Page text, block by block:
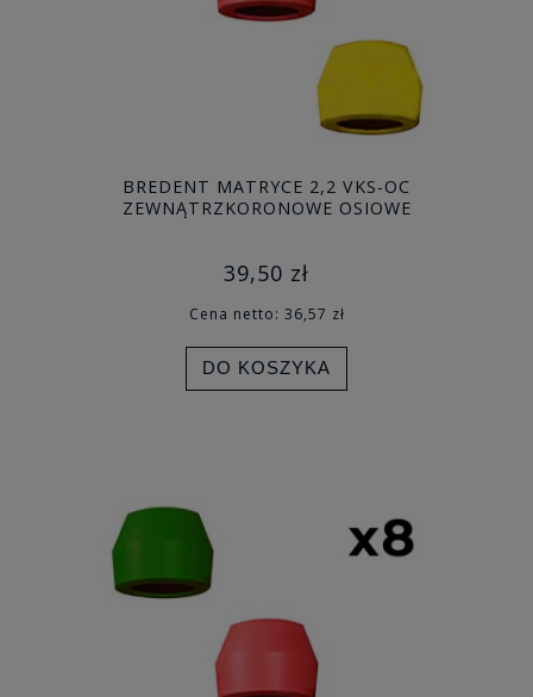
BREDENT MATRYCE 2,2 VKS-OC
ZEWNĄTRZKORONOWE OSIOWE
39,50 zł
Cena netto: 36,57 zł
DO KOSZYKA